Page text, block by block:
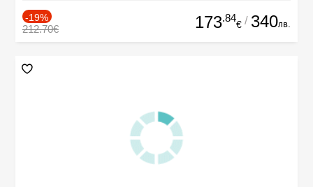
-19%
212.70€ 173.84
€ / 340лв.